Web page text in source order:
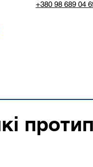
+380 98 689 04